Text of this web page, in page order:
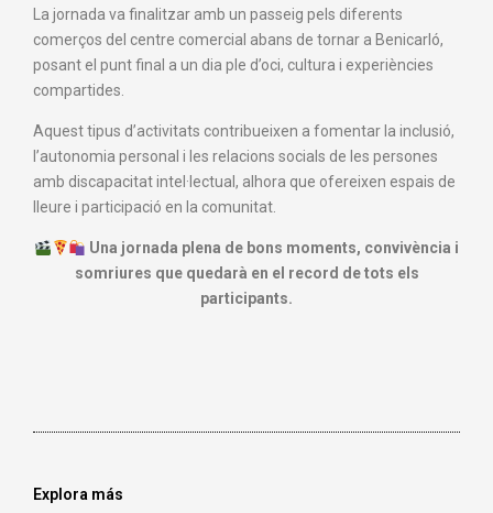
La jornada va finalitzar amb un passeig pels diferents
comerços del centre comercial abans de tornar a Benicarló,
posant el punt final a un dia ple d’oci, cultura i experiències
compartides.
Aquest tipus d’activitats contribueixen a fomentar la inclusió,
l’autonomia personal i les relacions socials de les persones
amb discapacitat intel·lectual, alhora que ofereixen espais de
lleure i participació en la comunitat.
Una jornada plena de bons moments, convivència i
somriures que quedarà en el record de tots els
participants.
Explora más